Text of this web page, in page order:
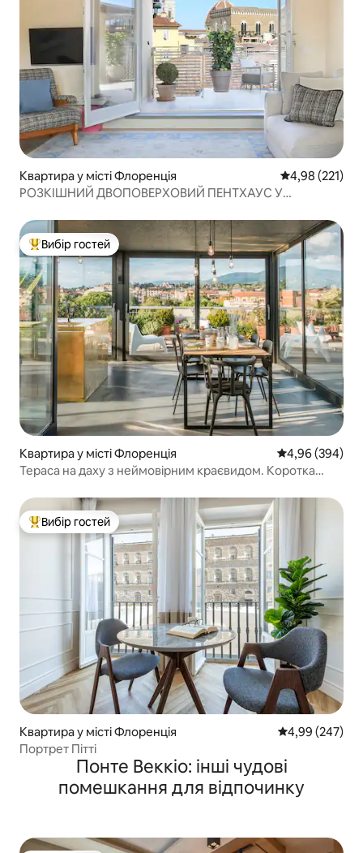
Квартира у місті Флоренція Середня
4,98 (221)
РОЗКІШНИЙ ДВОПОВЕРХОВИЙ ПЕНТХАУС У
Топ вибір гостей
Вибір гостей
Квартира у місті Флоренція Середня
4,96 (394)
Тераса на даху з неймовірним краєвидом. Коротка
Топ вибір гостей
Вибір гостей
Квартира у місті Флоренція Середня
4,99 (247)
Портрет Пітті
Понте Веккіо: інші чудові
помешкання для відпочинку